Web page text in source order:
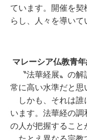
ています。開催を契
らし、人々を導い
マレーシア仏教青
〝法華経展〟の解
常に高い水準だと思
しかも、それは誰
います。法華経の調
の人が把握すること